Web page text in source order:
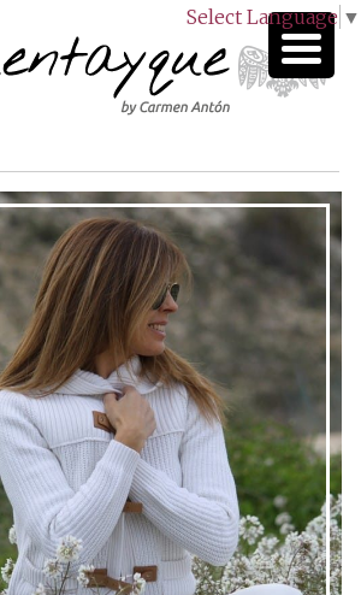
Select Language ▼